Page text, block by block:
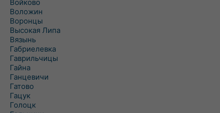
Войково
Воложин
Воронцы
Высокая Липа
Вязынь
Габриелевка
Гаврильчицы
Гайна
Ганцевичи
Гатово
Гацук
Голоцк